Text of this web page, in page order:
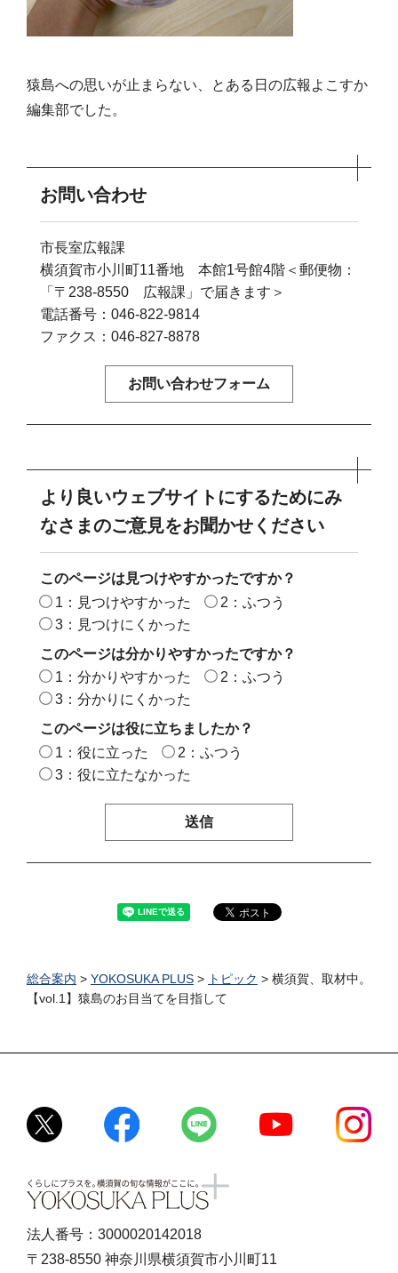
猿島への思いが止まらない、とある日の広報よこすか
編集部でした。
お問い合わせ
市長室広報課
横須賀市小川町11番地 本館1号館4階＜郵便物：
「〒238-8550 広報課」で届きます＞
電話番号：046-822-9814
ファクス：046-827-8878
より良いウェブサイトにするためにみ
なさまのご意見をお聞かせください
このページは見つけやすかったですか？
1：見つけやすかった
2：ふつう
3：見つけにくかった
このページは分かりやすかったですか？
1：分かりやすかった
2：ふつう
3：分かりにくかった
このページは役に立ちましたか？
1：役に立った
2：ふつう
3：役に立たなかった
総合案内 > YOKOSUKA PLUS > トピック > 横須賀、取材中。
【vol.1】猿島のお目当てを目指して
くらしにプラスを。横須賀の旬
な情報がここに。YOKOSUKA
PLUS
法人番号：3000020142018
〒238-8550 神奈川県横須賀市小川町11